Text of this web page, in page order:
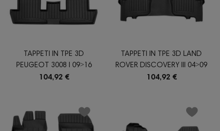
TAPPETI IN TPE 3D
PEUGEOT 3008 I 09˃16
104,92 €
TAPPETI IN TPE 3D LAND
ROVER DISCOVERY III 04˃09
104,92 €